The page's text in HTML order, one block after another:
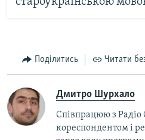
Поділитись Читати
Дмитро Шурхало
Співпрацюю з Радіо
кореcпондентом і